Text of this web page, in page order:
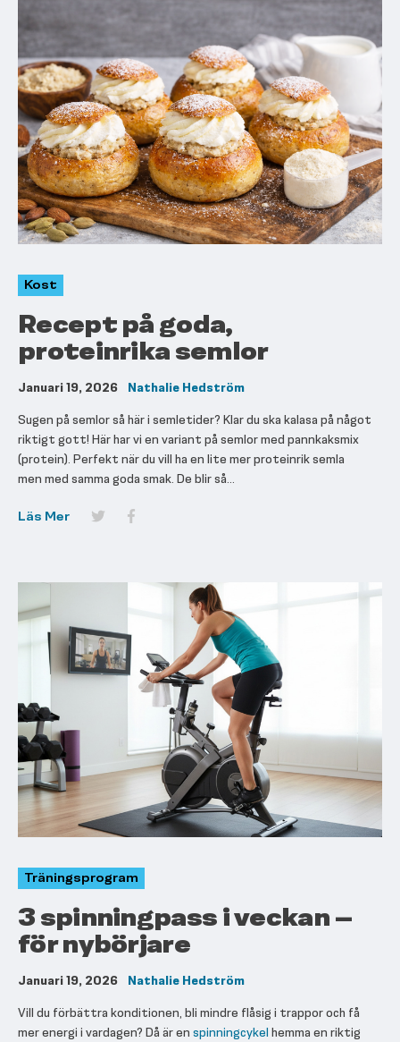
Kost
Recept på goda,
proteinrika semlor
Januari 19, 2026
Nathalie Hedström
Sugen på semlor så här i semletider? Klar du ska kalasa på något
riktigt gott! Här har vi en variant på semlor med pannkaksmix
(protein). Perfekt när du vill ha en lite mer proteinrik semla
men med samma goda smak. De blir så...
Läs Mer
Träningsprogram
3 spinningpass i veckan –
för nybörjare
Januari 19, 2026
Nathalie Hedström
Vill du förbättra konditionen, bli mindre flåsig i trappor och få
mer energi i vardagen? Då är en spinningcykel hemma en riktig